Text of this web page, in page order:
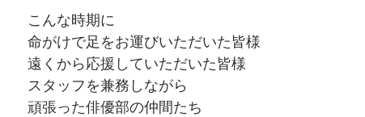
こんな時期に
命がけで足をお運びいただいた皆様
遠くから応援していただいた皆様
スタッフを兼務しながら
頑張った俳優部の仲間たち